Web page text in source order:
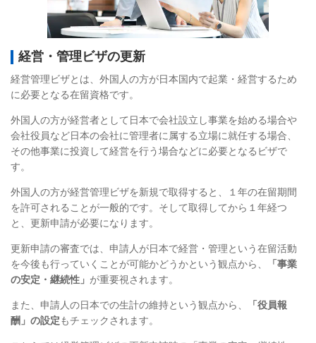
経営・管理ビザの更新
経営管理ビザとは、外国人の方が日本国内で起業・経営するため
に必要となる在留資格です。
外国人の方が経営者として日本で会社設立し事業を始める場合や
会社役員など日本の会社に管理者に属する立場に就任する場合、
その他事業に投資して経営を行う場合などに必要となるビザで
す。
外国人の方が経営管理ビザを新規で取得すると、１年の在留期間
を許可されることが一般的です。そして取得してから１年経つ
と、更新申請が必要になります。
更新申請の審査では、申請人が日本で経営・管理という在留活動
を今後も行っていくことが可能かどうかという観点から、
「事業
の安定・継続性」 が重要視されます。
また、申請人の日本での生計の維持という観点から、
「役員報
酬」の設定もチェックされます。